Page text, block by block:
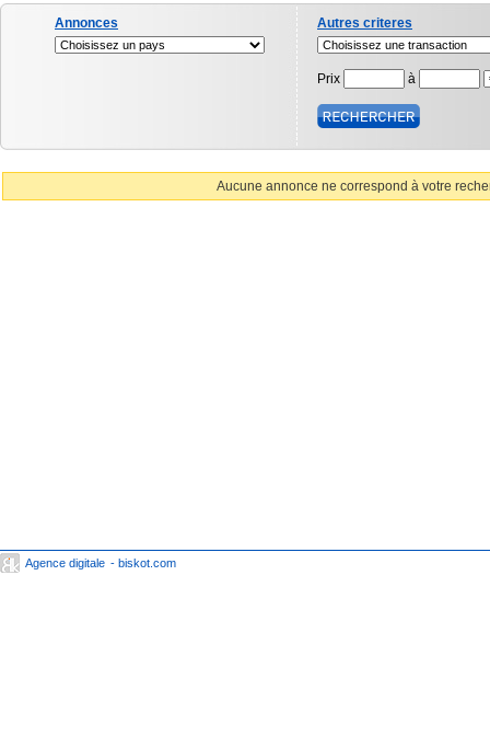
Annonces Autres criteres
Prix à
Aucune annonce ne correspond à votre
Agence digitale - biskot.com